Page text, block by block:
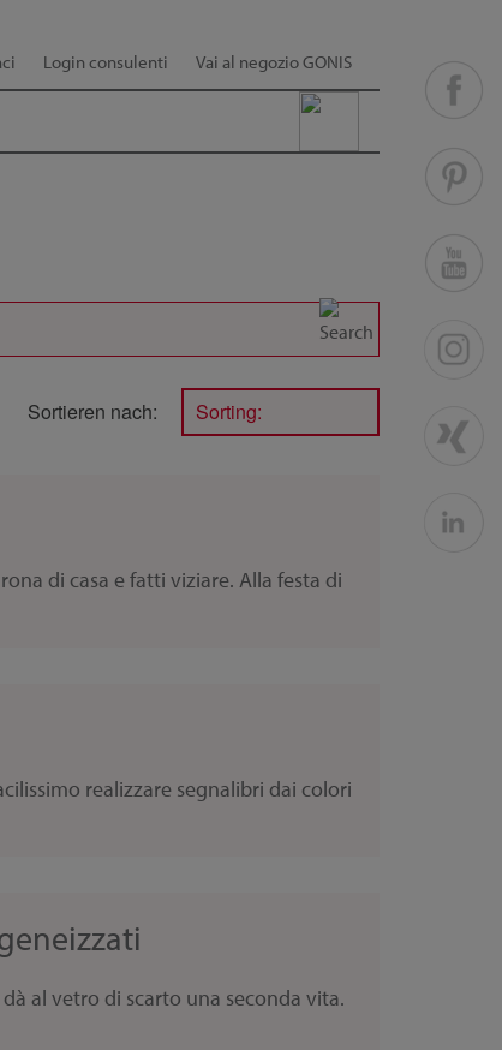
Login consulenti Vai al negozio GONIS
Sortieren nach: Sorting:
di casa e fatti viziare. Alla festa di
realizzare segnalibri dai colori
al vetro di scarto una seconda vita.